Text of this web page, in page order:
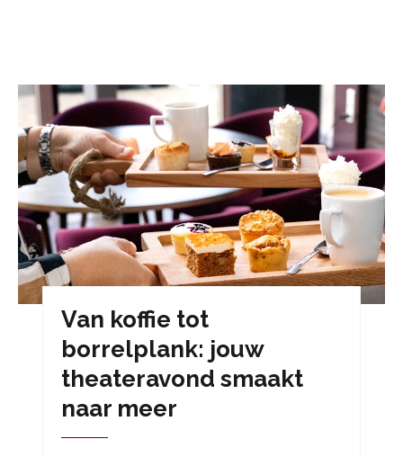
Van koffie tot
borrelplank: jouw
theateravond smaakt
naar meer